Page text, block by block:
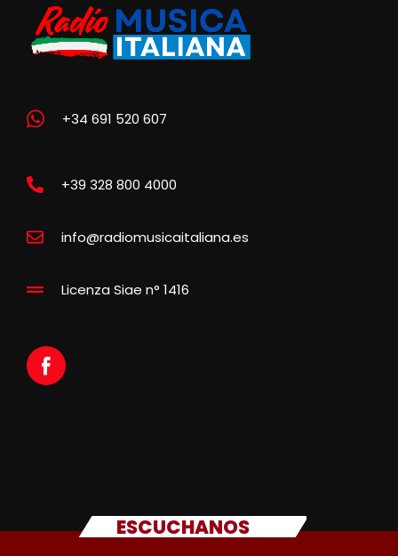
+34 691 520 607
+39 328 800 4000
info@radiomusicaitaliana.es
Licenza Siae n° 1416
ESCUCHANOS